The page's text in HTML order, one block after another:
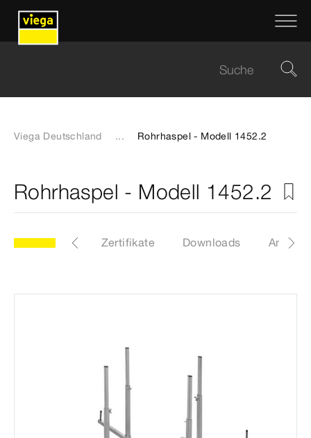
Viega Deutschland ... Rohrhaspel - Modell 1452.2
Rohrhaspel - Modell 1452.2
Etiketten Zertifikate Downloads